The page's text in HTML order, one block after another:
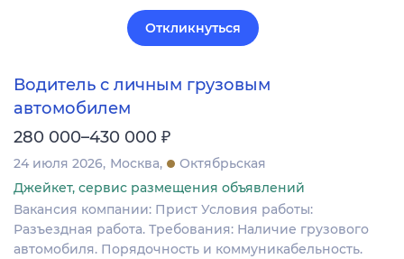
Откликнуться
Водитель с личным грузовым
автомобилем
280 000–430 000 ₽
24 июля 2026 Москва
Октябрьская
Джейкет, сервис размещения объявлений
Вакансия компании: Прист Условия работы:
Разъездная работа. Требования: Наличие грузового
автомобиля. Порядочность и коммуникабельность.